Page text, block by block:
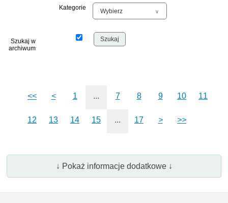
Kategorie
Szukaj w
archiwum
<< < 1 ... 7 8 9 10 11
12 13 14 15 ... 17 > >>
↓ Pokaż informacje dodatkowe ↓